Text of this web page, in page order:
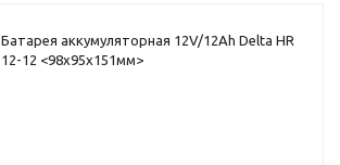
Батарея аккумуляторная 12V/12Ah Delta HR
12-12 <98x95x151мм>